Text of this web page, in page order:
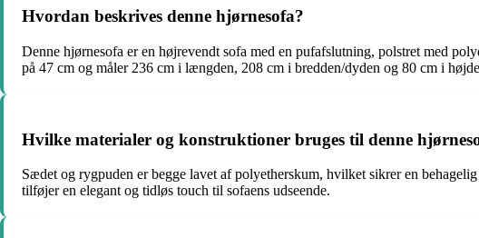
Hvordan beskrives denne hjørnesofa?
Denne hjørnesofa er en højrevendt sofa med en pufafslutning, polstret med
på 47 cm og måler 236 cm i længden, 208 cm i bredden/dyden og 80 cm i
Hvilke materialer og konstruktioner bruges til denne
Sædet og rygpuden er begge lavet af polyetherskum, hvilket sikrer en
tilføjer en elegant og tidløs touch til sofaens udseende.